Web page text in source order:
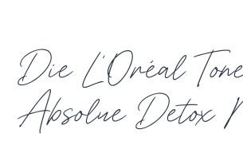
Die L’Oréal
Absolue Detox